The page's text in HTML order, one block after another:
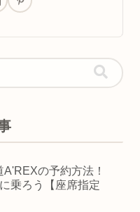
の予約方法！
乗ろう【座席指定